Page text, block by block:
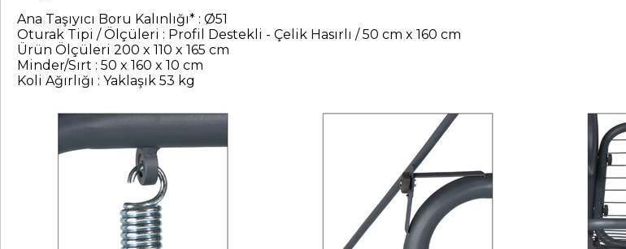
Ana Taşıyıcı Boru Kalınlığı* : Ø51
Oturak Tipi / Ölçüleri : Profil Destekli - Çelik Hasırlı / 50 cm x 160 cm
Ürün Ölçüleri 200 x 110 x 165 cm
Minder/Sırt : 50 x 160 x 10 cm
Koli Ağırlığı : Yaklaşık 53 kg